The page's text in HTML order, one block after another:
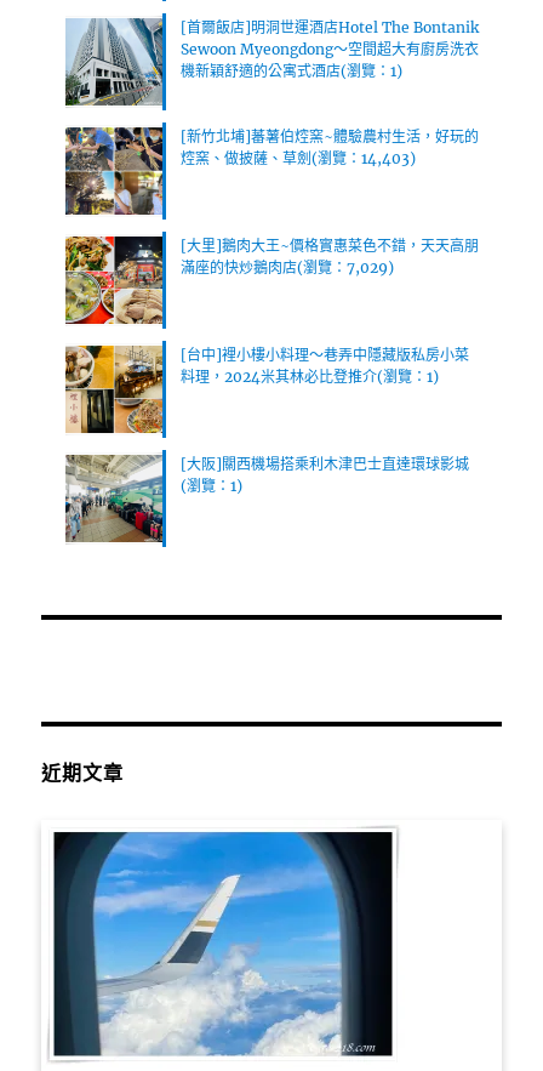
[首爾飯店]明洞世運酒店Hotel The Bontanik
Sewoon Myeongdong～空間超大有廚房洗衣
機新穎舒適的公寓式酒店(瀏覽：1)
[新竹北埔]蕃薯伯焢窯~體驗農村生活，好玩的
焢窯、做披薩、草劍(瀏覽：14,403)
[大里]鵝肉大王~價格實惠菜色不錯，天天高朋
滿座的快炒鵝肉店(瀏覽：7,029)
[台中]裡小樓小料理～巷弄中隱藏版私房小菜
料理，2024米其林必比登推介(瀏覽：1)
[大阪]關西機場搭乘利木津巴士直達環球影城
(瀏覽：1)
近期文章